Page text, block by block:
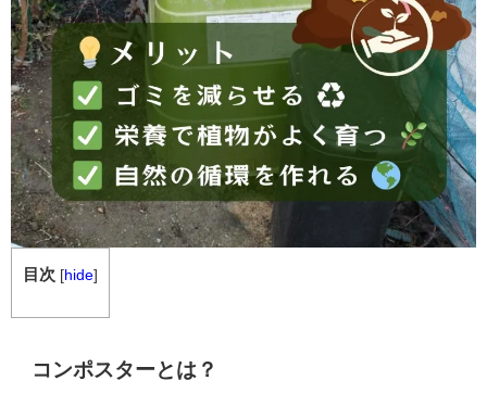
目次 [hide]
コンポスターとは？